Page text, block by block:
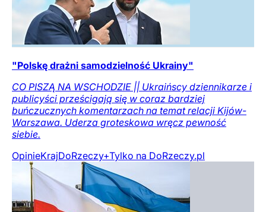
"Polskę drażni samodzielność Ukrainy"
CO PISZĄ NA WSCHODZIE || Ukraińscy dziennikarze i
publicyści prześcigają się w coraz bardziej
buńczucznych komentarzach na temat relacji Kijów-
Warszawa. Uderza groteskowa wręcz pewność
siebie.
OpinieKrajDoRzeczy+Tylko na DoRzeczy.pl